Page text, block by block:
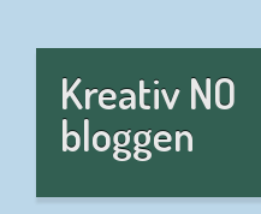
Kreativ NO
bloggen